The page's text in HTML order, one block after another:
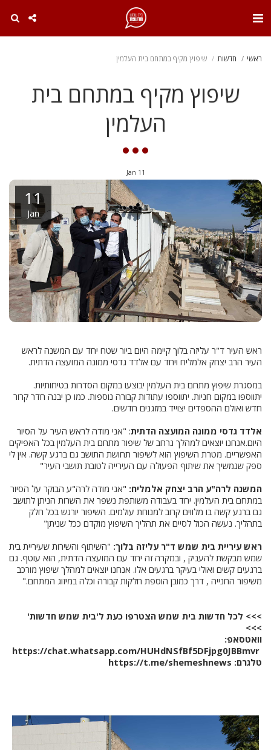
ראשי חדשות שיפוץ מקיף במתחם בית העלמין
שיפוץ מקיף במתחם בית
העלמין
11
Jan
11
Jan
ראש העיר ד"ר עליזה בלוך קיימה היום ביור שטח יחד עם המשנה לראש
העיר הרב יצחק אלמליח ויחד עם אלדד גדסי ממונה המועצה הדתית.
במסגרת שיפוץ מתחם בית העלמין יבוצעו במקום הסדרות בטיחותיות.
יתווספו במקום חניות. יתווספו עתודות קבורה נוספות. כמו כן יבנה חדר קרור
חדש ואולם ההספדים יצוייד במזגנים חדשים.
אלדד גדסי ממונה המועצה הדתית: "אני מודה לראש העיר על הסיור
היום.אנחנו יוצאים למהלך נרחב של שיפור מתחם בית העלמין בכל האפיקים
האפשריים. מטרת השיפוץ הוא לשיפור תחושת התושב גם ברגע קשה. אין לי
ספק שנמשיך את שיתוף הפעולה עם העירייה לטובת תושבי העיר"
המשנה לרה"ע הרב יצחק אלמליח: "אני מודה לרה"ע הבוקר על הסיור
במתחם בית העלמין. יחד בעבודה משותפת נשפר את השרות הניתן לתושב
גם ברגע קשה בו מלווים קרוב למנוחת עולמים. השיפור יורגש בכל חלק
בתהליך. נעשה הכול לסיים את תהליך השיפוץ מוקדם ככל שניתן"
ראש עיריית בית שמש ד"ר עליזה בלוך: "השיתוף והשירות שעיריית בית
שמש מבקשת להעניק , ובמקרה זה יחד עם המועצה הדתית, הוא עוטף. גם
ברגעים קשים ואולי בעיקר ברגעים אלו. אנחנו יוצאים למהלך שיפוץ מורכב
משיפור החנייה , דרך כמובן הוספת חלקות קבורה וכלה במיזוג המתחם."
>>> לכל חדשות בית שמש הצטרפו כעת ל'בית שמש חדשות'
>>>
וואטסאפ:
טלגרם: https://t.me/shemeshnews